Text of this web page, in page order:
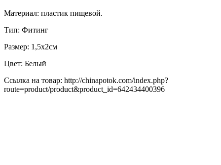
Материал: пластик пищевой.
Тип: Фитинг
Размер: 1,5х2см
Цвет: Белый
Ссылка на товар: http://chinapotok.com/index.php?
route=product/product&product_id=642434400396